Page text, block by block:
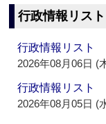
行政情報リスト
行政情報リスト
2026年08月06日 (
行政情報リスト
2026年08月05日 (